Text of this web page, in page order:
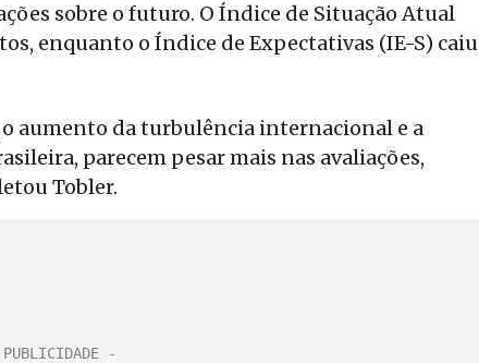
sobre o futuro. O Índice de Situação Atual
enquanto o Índice de Expectativas (IE-S) caiu
o aumento da turbulência internacional e a
parecem pesar mais nas avaliações,
Tobler.